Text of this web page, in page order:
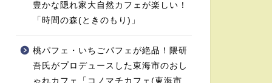
豊かな隠れ家大自然カフェが楽しい！
「時間の森(ときのもり)」
桃パフェ・いちごパフェが絶品！隈研
吾氏がプロデュースした東海市のおし
ゃれカフェ「コノマチカフェ(東海市